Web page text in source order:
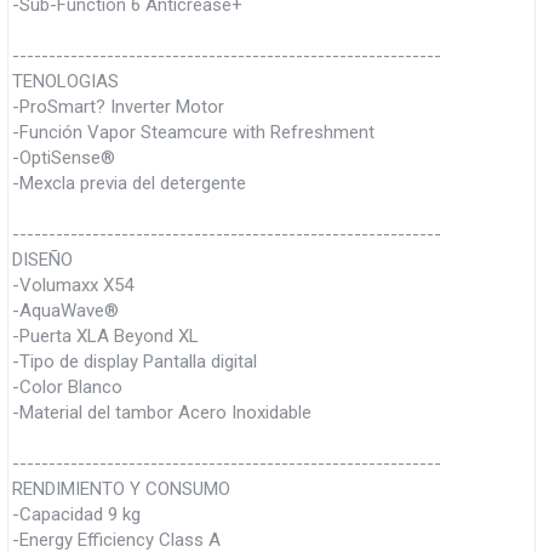
-Sub-Function 6 Anticrease+
-----------------------------------------------------------
TENOLOGIAS
-ProSmart? Inverter Motor
-Función Vapor Steamcure with Refreshment
-OptiSense®
-Mexcla previa del detergente
-----------------------------------------------------------
DISEÑO
-Volumaxx X54
-AquaWave®
-Puerta XLA Beyond XL
-Tipo de display Pantalla digital
-Color Blanco
-Material del tambor Acero Inoxidable
-----------------------------------------------------------
RENDIMIENTO Y CONSUMO
-Capacidad 9 kg
-Energy Efficiency Class A